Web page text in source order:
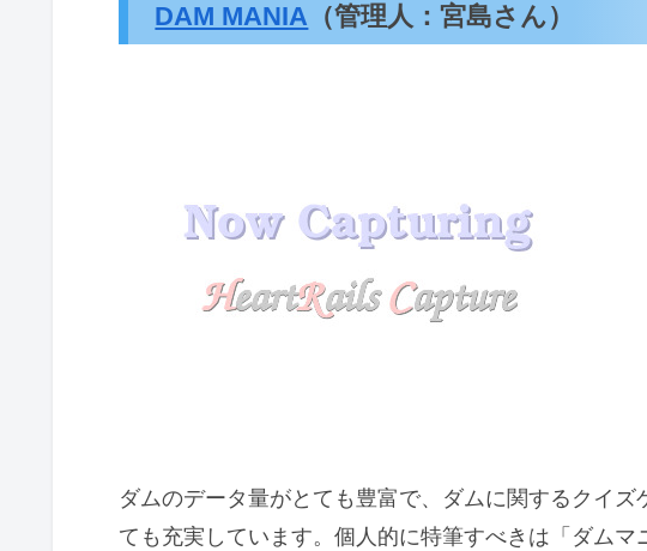
DAM MANIA （管理人：宮島さん）
ダムのデータ量がとても豊富で、ダムに関するクイ
ても充実しています。個人的に特筆すべきは「ダムマ